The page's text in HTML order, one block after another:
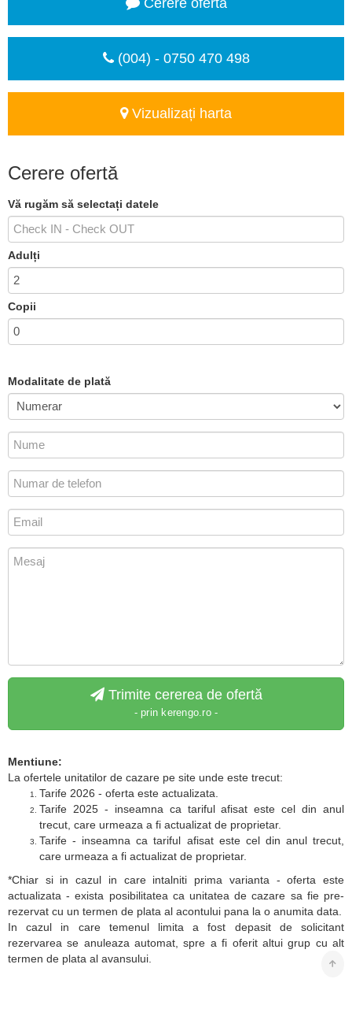
(004) - 0750 470 498
Vizualizați harta
Cerere ofertă
Vă rugăm să selectați datele
Adulți
Copii
Modalitate de plată
Trimite cererea de ofertă
- prin kerengo.ro -
Mentiune:
La ofertele unitatilor de cazare pe site unde este trecut:
Tarife 2026 - oferta este actualizata.
Tarife 2025 - inseamna ca tariful afisat este cel din anul
trecut, care urmeaza a fi actualizat de proprietar.
Tarife - inseamna ca tariful afisat este cel din anul trecut,
care urmeaza a fi actualizat de proprietar.
*Chiar si in cazul in care intalniti prima varianta - oferta este
actualizata - exista posibilitatea ca unitatea de cazare sa fie pre-
rezervat cu un termen de plata al acontului pana la o anumita data.
In cazul in care temenul limita a fost depasit de solicitant
rezervarea se anuleaza automat, spre a fi oferit altui grup cu alt
termen de plata al avansului.